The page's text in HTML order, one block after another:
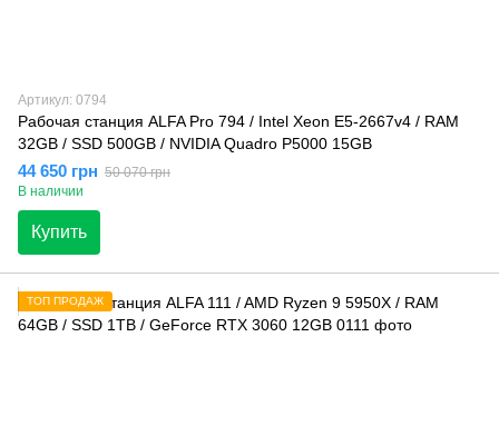
Артикул: 0794
Рабочая станция ALFA Pro 794 / Intel Xeon E5-2667v4 / RAM
32GB / SSD 500GB / NVIDIA Quadro P5000 15GB
44 650 грн 50 070 грн
В наличии
Купить
ТОП ПРОДАЖ